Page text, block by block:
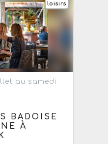
loisirs
au samedi
BADOISE
À